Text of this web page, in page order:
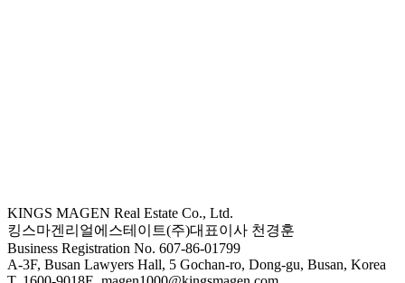
KINGS MAGEN Real Estate Co., Ltd.
킹스마겐리얼에스테이트(주)대표이사 천경훈
Business Registration No. 607-86-01799
A-3F, Busan Lawyers Hall, 5 Gochan-ro, Dong-gu, Busan, Korea